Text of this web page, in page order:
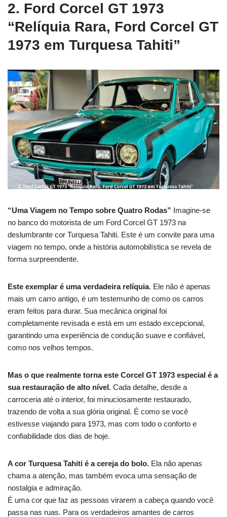
2. Ford Corcel GT 1973
“Relíquia Rara, Ford Corcel GT
1973 em Turquesa Tahiti”
“Uma Viagem no Tempo sobre Quatro Rodas” Imagine-se
no banco do motorista de um Ford Corcel GT 1973 na
deslumbrante cor Turquesa Tahiti. Este é um convite para uma
viagem no tempo, onde a história automobilística se revela de
forma surpreendente.
Este exemplar é uma verdadeira relíquia. Ele não é apenas
mais um carro antigo, é um testemunho de como os carros
eram feitos para durar. Sua mecânica original foi
completamente revisada e está em um estado excepcional,
garantindo uma experiência de condução suave e confiável,
como nos velhos tempos.
Mas o que realmente torna este Corcel GT 1973 especial é a
sua restauração de alto nível. Cada detalhe, desde a
carroceria até o interior, foi minuciosamente restaurado,
trazendo de volta a sua glória original. É como se você
estivesse viajando para 1973, mas com todo o conforto e
confiabilidade dos dias de hoje.
A cor Turquesa Tahiti é a cereja do bolo. Ela não apenas
chama a atenção, mas também evoca uma sensação de
nostalgia e admiração.
É uma cor que faz as pessoas virarem a cabeça quando você
passa nas ruas. Para os verdadeiros amantes de carros